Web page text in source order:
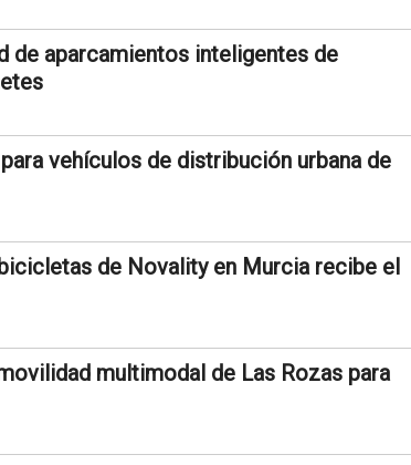
de aparcamientos inteligentes de
vehículos de distribución urbana de
de Novality en Murcia recibe el
multimodal de Las Rozas para